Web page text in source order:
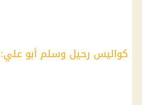
كواليس رحيل وسلم أبو علي: